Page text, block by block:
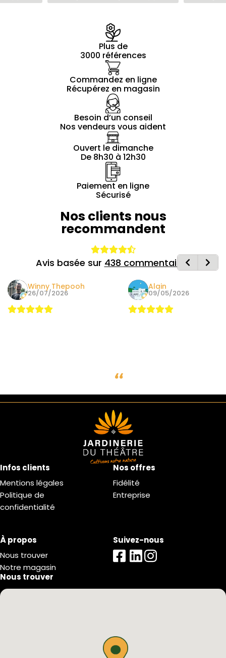
Plus de
3000 références
Commandez en ligne
Récupérez en magasin
Besoin d’un conseil
Nos vendeurs vous aident
Ouvert le dimanche
De 8h30 à 12h30
Paiement en ligne
Sécurisé
Nos clients nous
recommandent
Avis basée sur 438 commentaires
Winny Thepooh
26/07/2026
Alain
09/05/2026
Infos clients
Mentions légales
Politique de
confidentialité
Nos offres
Fidélité
Entreprise
À propos
Nous trouver
Notre magasin
Suivez-nous
Nous trouver